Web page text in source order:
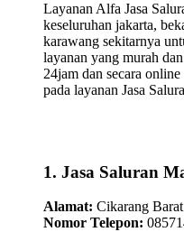
Layanan Alfa Jasa
keseluruhan jakarta,
karawang sekitarnya
layanan yang murah
24jam dan secara
pada layanan Jasa
1. Jasa Saluran
Alamat: Cikarang
Nomor Telepon: